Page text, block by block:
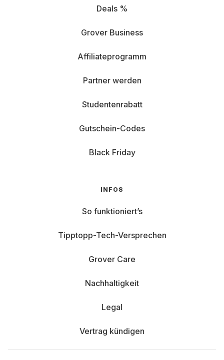
Deals %
Grover Business
Affiliateprogramm
Partner werden
Studentenrabatt
Gutschein-Codes
Black Friday
INFOS
So funktioniert’s
Tipptopp-Tech-Versprechen
Grover Care
Nachhaltigkeit
Legal
Vertrag kündigen